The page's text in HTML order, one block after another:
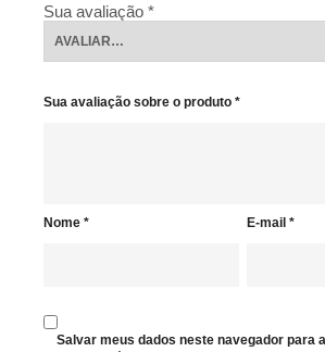
Sua avaliação *
Sua avaliação sobre o produto *
Nome * E-mail*
Salvar meus dados neste navegador para